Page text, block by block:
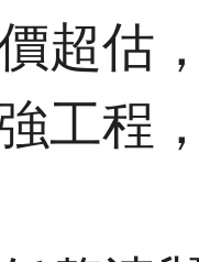
估，
程，